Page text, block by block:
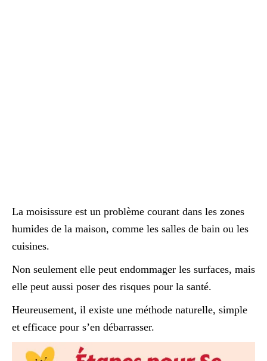
La moisissure est un problème courant dans les zones
humides de la maison, comme les salles de bain ou les
cuisines.
Non seulement elle peut endommager les surfaces, mais
elle peut aussi poser des risques pour la santé.
Heureusement, il existe une méthode naturelle, simple
et efficace pour s’en débarrasser.